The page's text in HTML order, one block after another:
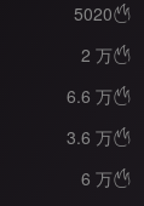
5020
2 万
6.6 万
3.6 万
6 万